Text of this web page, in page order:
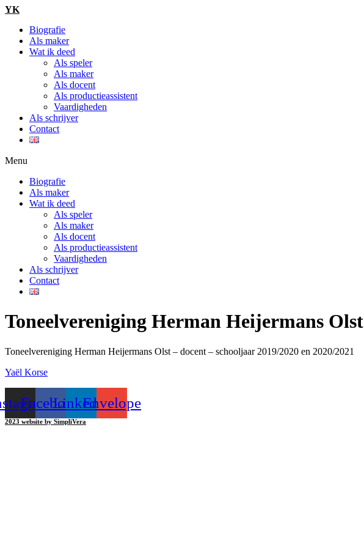
Ga
inhoud
YK
Biografie
Als maker
Wat ik deed
Als speler
Als maker
Als docent
Als productieassistent
Vaardigheden
Als schrijver
Contact
Menu
Biografie
Als maker
Wat ik deed
Als speler
Als maker
Als docent
Als productieassistent
Vaardigheden
Als schrijver
Contact
Toneelvereniging Herman Heijermans Olst
Toneelvereniging Herman Heijermans Olst – docent – schooljaar 2019/2020 en 2020/2021
Yaël Korse
FacebookLinkedinEnvelope
2023 website by SimpliVera